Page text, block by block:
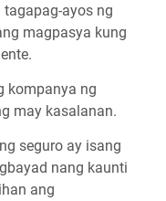
ayos ng
magpasya kung
kompanya ng
may kasalanan.
seguro ay isang
nang kaunti
ang